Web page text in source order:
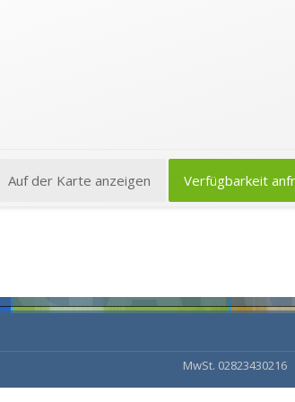
Verfügbarkeit
Auf der Karte anzeigen
MwSt.